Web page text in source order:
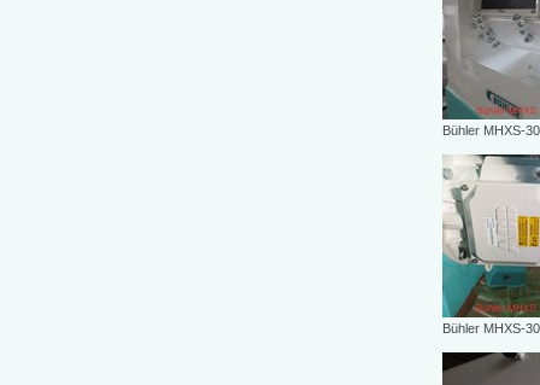
Bühler MHXS-
Bühler MHXS-